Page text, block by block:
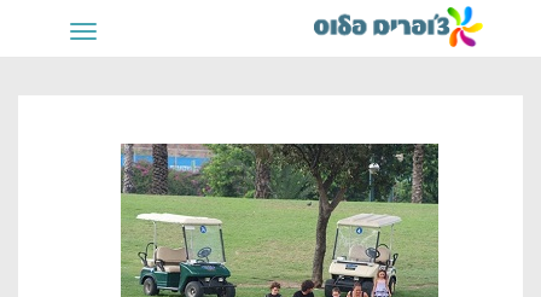
תפריט